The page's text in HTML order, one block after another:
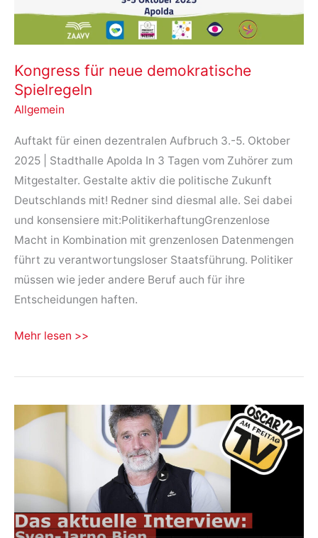
über
Flughäfen
Kongress für neue demokratische
Spielregeln
Allgemein
Auftakt für einen dezentralen Aufbruch 3.-5. Oktober
2025 | Stadthalle Apolda In 3 Tagen vom Zuhörer zum
Mitgestalter. Gestalte aktiv die politische Zukunft
Deutschlands mit! Redner sind diesmal alle. Sei dabei
und konsensiere mit:PolitikerhaftungGrenzenlose
Macht in Kombination mit grenzenlosen Datenmengen
führt zu verantwortungsloser Staatsführung. Politiker
müssen wie jeder andere Beruf auch für ihre
Entscheidungen haften.
Kongress
neue
Spielregeln
Mehr lesen >>